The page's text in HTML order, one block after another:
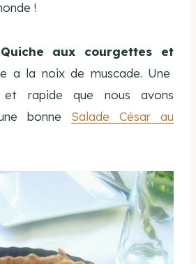
!
Quiche aux courgettes et
a la noix de muscade. Une
rapide que nous avons
bonne Salade César au